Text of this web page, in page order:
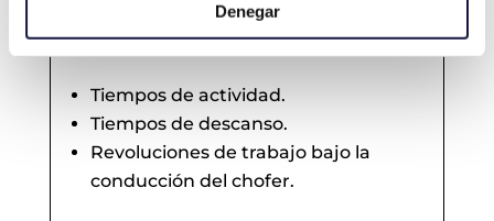
Denegar
Tiempos de actividad.
Tiempos de descanso.
Revoluciones de trabajo bajo la
conducción del chofer.